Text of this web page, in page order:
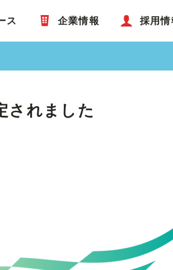
ス 企業情報 採用情
されました